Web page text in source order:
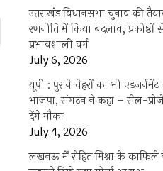
उत्तराखंंड विधानसभा चुनाव की
रणनीति में किया बदलाव,
प्रभावशाली वर्ग
July 6, 2026
यूपी : पुराने चेहरों का भी
भाजपा, संगठन ने कहा – सेल-
देंगे मौका
July 4, 2026
लखनऊ में रोहित मिश्रा के काफिले